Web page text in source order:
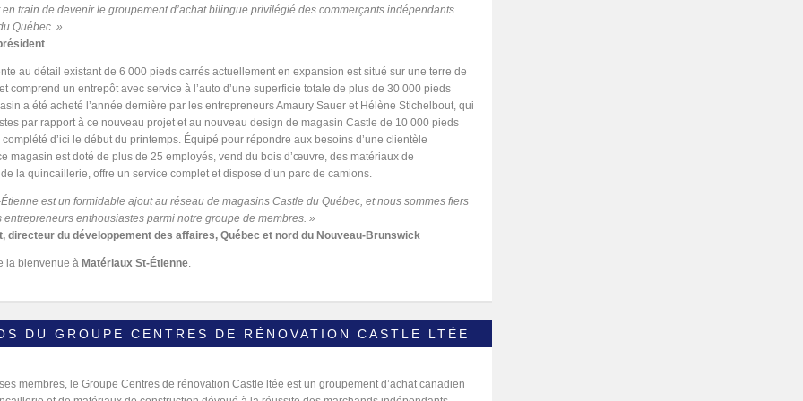
train de devenir le groupement d’achat bilingue privilégié des commerçants indépendants
Québec. »
au détail existant de 6 000 pieds carrés actuellement en expansion est situé sur une terre de
comprend un entrepôt avec service à l’auto d’une superficie totale de plus de 30 000 pieds
a été acheté l’année dernière par les entrepreneurs Amaury Sauer et Hélène Stichelbout, qui
par rapport à ce nouveau projet et au nouveau design de magasin Castle de 10 000 pieds
d’ici le début du printemps. Équipé pour répondre aux besoins d’une clientèle
magasin est doté de plus de 25 employés, vend du bois d’œuvre, des matériaux de
la quincaillerie, offre un service complet et dispose d’un parc de camions.
est un formidable ajout au réseau de magasins Castle du Québec, et nous sommes fiers
entrepreneurs enthousiastes parmi notre groupe de membres. »
directeur du développement des affaires, Québec et nord du Nouveau-Brunswick
la bienvenue à Matériaux St-Étienne.
DU GROUPE CENTRES DE RÉNOVATION CASTLE LTÉE
membres, le Groupe Centres de rénovation Castle ltée est un groupement d’achat canadien